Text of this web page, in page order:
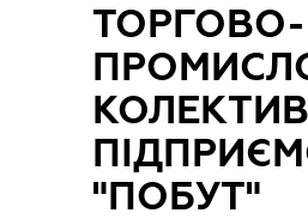
ТОРГОВО-
"ПОБУТ"